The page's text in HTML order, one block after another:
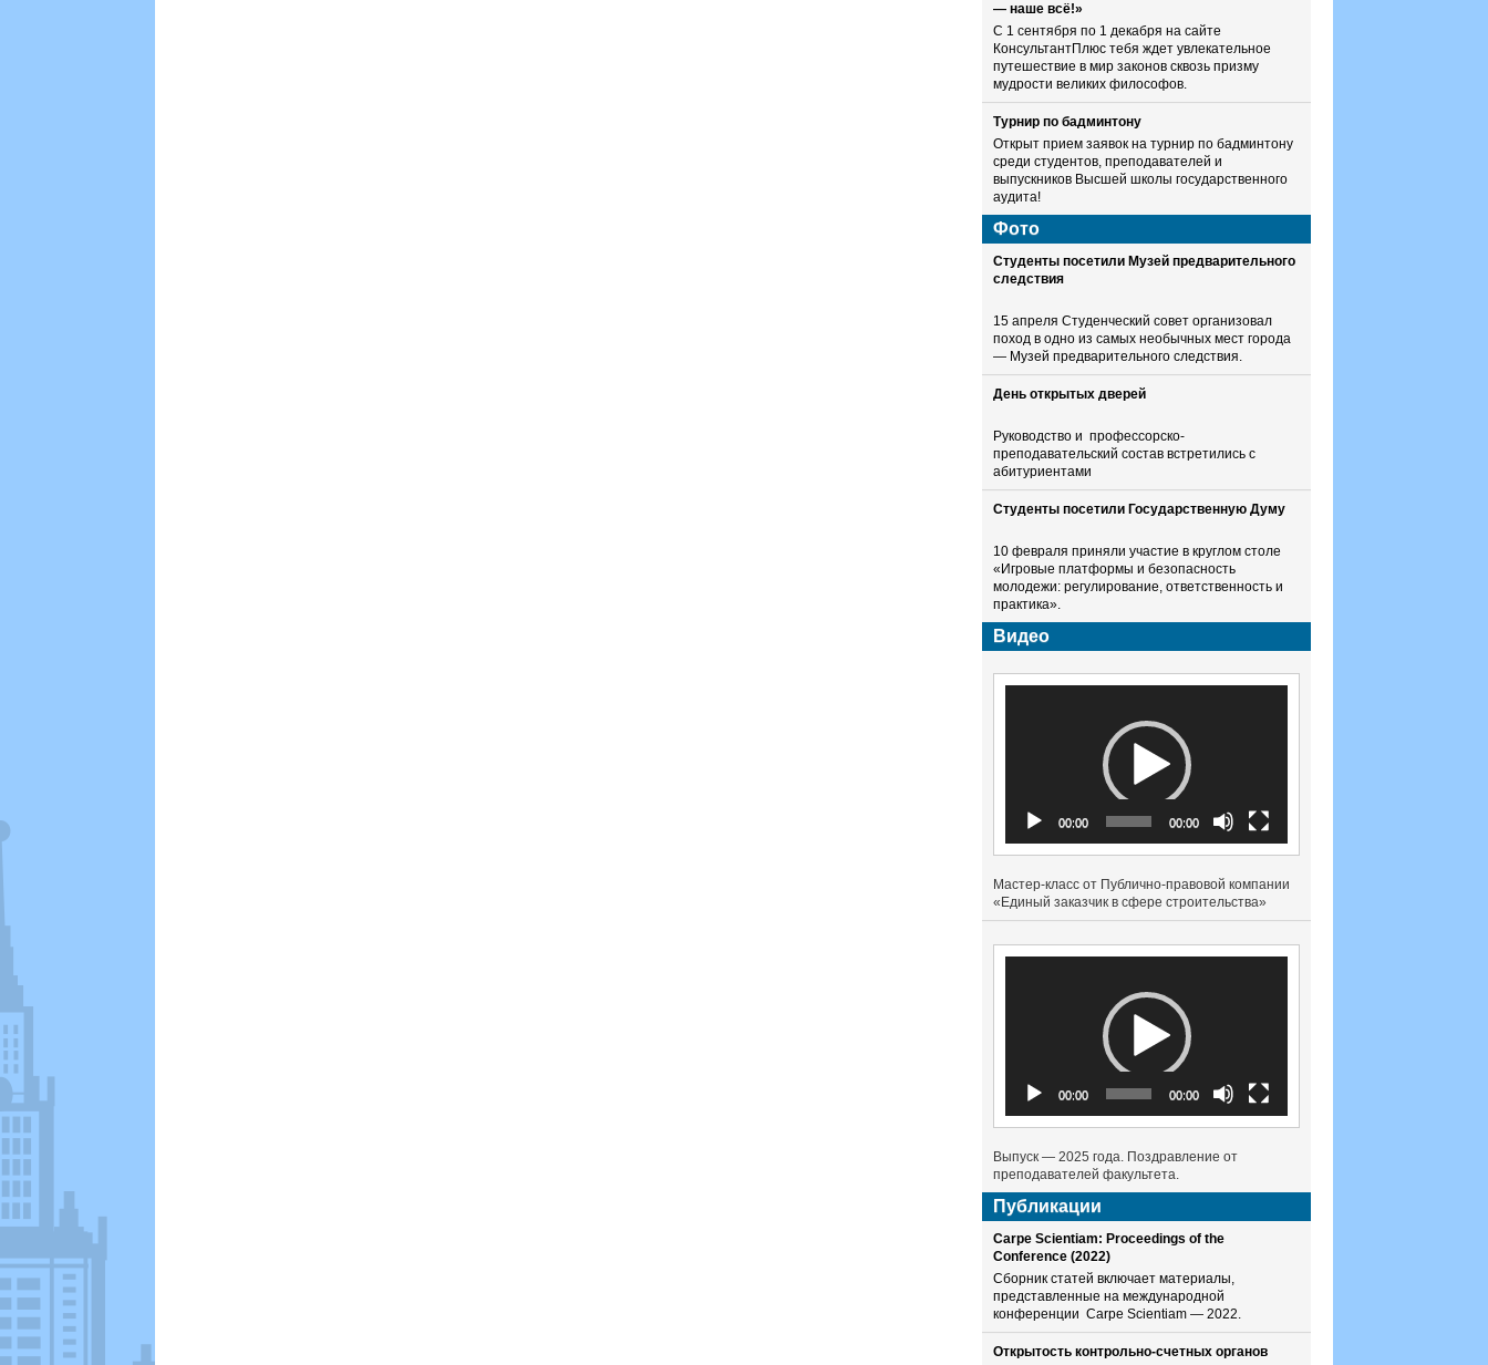
— наше всё!»
С 1 сентября по 1 декабря на сайте
КонсультантПлюс тебя ждет увлекательное
путешествие в мир законов сквозь призму
мудрости великих философов.
Турнир по бадминтону
Открыт прием заявок на турнир по бадминтону
среди студентов, преподавателей и
выпускников Высшей школы государственного
аудита!
Фото
Студенты посетили Музей предварительного
следствия
15 апреля Студенческий совет организовал
поход в одно из самых необычных мест города
— Музей предварительного следствия.
День открытых дверей
Руководство и профессорско-
преподавательский состав встретились с
абитуриентами
Студенты посетили Государственную Думу
10 февраля приняли участие в круглом столе
«Игровые платформы и безопасность
молодежи: регулирование, ответственность и
практика».
Видео
00:00 00:00
Мастер-класс от Публично-правовой компании
«Единый заказчик в сфере строительства»
00:00 00:00
Выпуск — 2025 года. Поздравление от
преподавателей факультета.
Публикации
Carpe Scientiam: Proceedings of the
Conference (2022)
Сборник статей включает материалы,
представленные на международной
конференции Carpe Scientiam — 2022.
Открытость контрольно-счетных органов